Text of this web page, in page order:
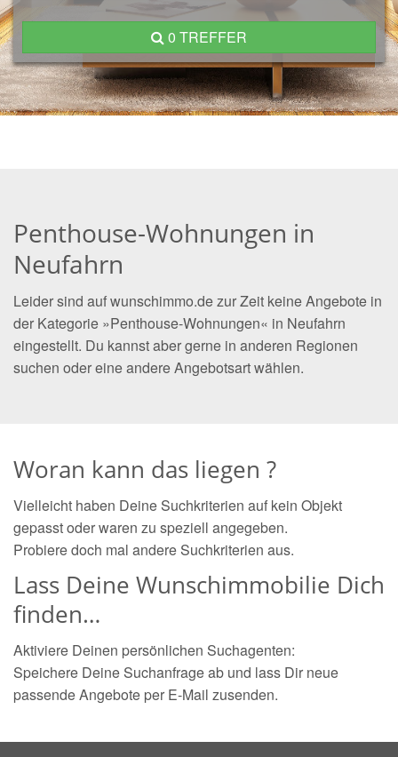
0 TREFFER
Penthouse-Wohnungen in
Neufahrn
Leider sind auf wunschimmo.de zur Zeit keine Angebote in
der Kategorie »Penthouse-Wohnungen« in Neufahrn
eingestellt. Du kannst aber gerne in anderen Regionen
suchen oder eine andere Angebotsart wählen.
Woran kann das liegen ?
Vielleicht haben Deine Suchkriterien auf kein Objekt
gepasst oder waren zu speziell angegeben.
Probiere doch mal andere Suchkriterien aus.
Lass Deine Wunschimmobilie Dich
finden…
Aktiviere Deinen persönlichen Suchagenten:
Speichere Deine Suchanfrage ab und lass Dir neue
passende Angebote per E-Mail zusenden.